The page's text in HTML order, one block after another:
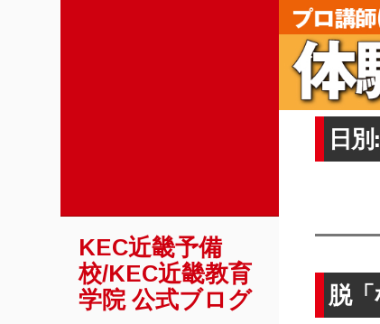
KEC近畿予備
校/KEC近畿教育
学院 公式ブログ
日別:
脱「